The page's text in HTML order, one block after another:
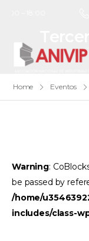
Home Eventos
Warning:
be passed by
/home/
includes/class-